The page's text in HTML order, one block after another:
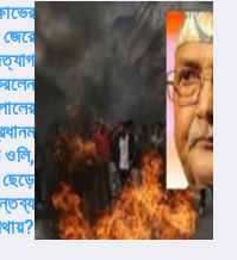
জেরে
ওলি,